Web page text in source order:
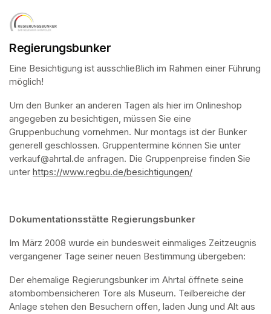
Regierungsbunker
Eine Besichtigung ist ausschließlich im Rahmen einer Führung
möglich!
Um den Bunker an anderen Tagen als hier im Onlineshop
angegeben zu besichtigen, müssen Sie eine
Gruppenbuchung vornehmen. Nur montags ist der Bunker
generell geschlossen. Gruppentermine können Sie unter
verkauf@ahrtal.de anfragen. Die Gruppenpreise finden Sie
unter https://www.regbu.de/besichtigungen/
Dokumentationsstätte Regierungsbunker
Im März 2008 wurde ein bundesweit einmaliges Zeitzeugnis
vergangener Tage seiner neuen Bestimmung übergeben:
Der ehemalige Regierungsbunker im Ahrtal öffnete seine
atombombensicheren Tore als Museum. Teilbereiche der
Anlage stehen den Besuchern offen, laden Jung und Alt aus